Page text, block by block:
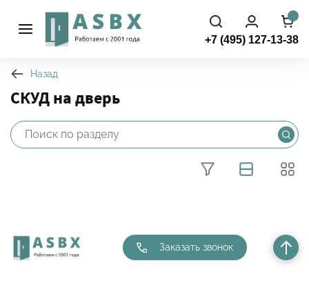
+7 (495) 127-13-38
Назад
СКУД на дверь
Фильтры
Заказать звонок